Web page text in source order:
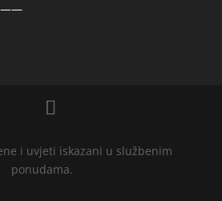
i uvjeti iskazani u službenim
ponudama.